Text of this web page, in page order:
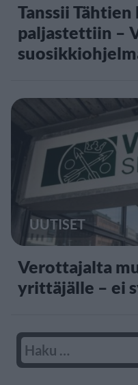
Tanssii
paljastettiin –
UUTISET
Verottajalta
yrittäjälle – ei